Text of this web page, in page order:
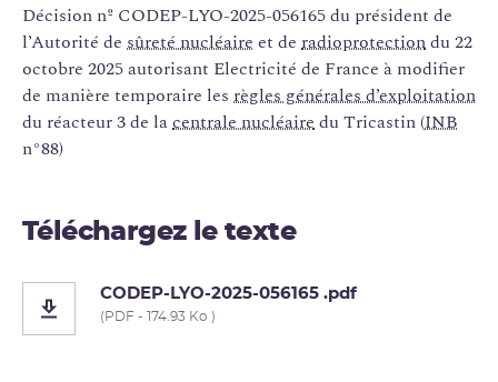
Décision nº CODEP-LYO-2025-056165 du président de
l’Autorité de sûreté nucléaire et de radioprotectiondu 22
octobre 2025 autorisant Electricité de France à modifier
de manière temporaire les règles générales d’exploitation
du réacteur 3 de lacentrale nucléairedu Tricastin (INB
n°88)
Téléchargez le texte
CODEP-LYO-2025-056165 .pdf
(PDF - 174.93 Ko )